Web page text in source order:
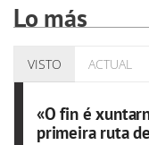
Lo más
VISTO ACTUAL
«O fin é
primeira ruta